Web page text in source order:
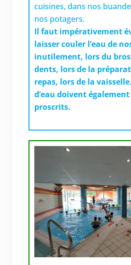
cuisines, dans nos
nos potagers.
Il faut impérativement
laisser couler l’eau de
inutilement, lors du
dents, lors de la
repas, lors de la
d’eau doivent
proscrits.